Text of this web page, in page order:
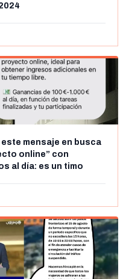
mensaje en busca
online” con
al día: es un timo